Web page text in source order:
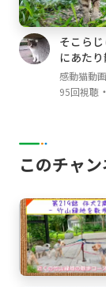
そこら
にあた
クザ猫
感動猫動画
95回視聴・
このチャ